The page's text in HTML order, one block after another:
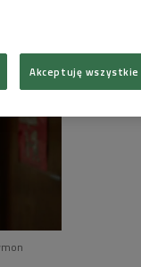
Akceptuję wszystkie